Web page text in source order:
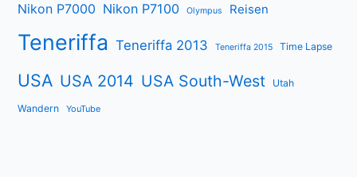
Nikon P7000 Nikon P7100 Olympus Reisen
Teneriffa Teneriffa 2013 Teneriffa 2015 Time Lapse
USA USA 2014 USA South-West Utah
Wandern YouTube